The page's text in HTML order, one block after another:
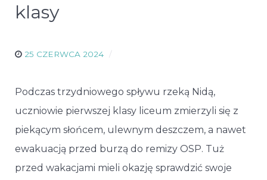
klasy
25 CZERWCA 2024
Podczas trzydniowego spływu rzeką Nidą,
uczniowie pierwszej klasy liceum zmierzyli się z
piekącym słońcem, ulewnym deszczem, a nawet
ewakuacją przed burzą do remizy OSP. Tuż
przed wakacjami mieli okazję sprawdzić swoje